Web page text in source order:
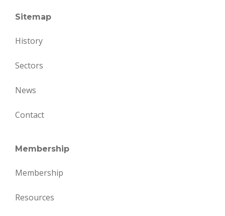
Sitemap
History
Sectors
News
Contact
Membership
Membership
Resources